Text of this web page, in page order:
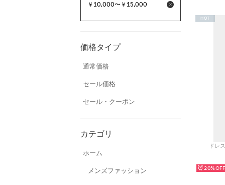
￥10,000〜￥15,000
価格タイプ
通常価格
セール価格
セール・クーポン
カテゴリ
ホーム
メンズファッション
ドレ
HOT
20%